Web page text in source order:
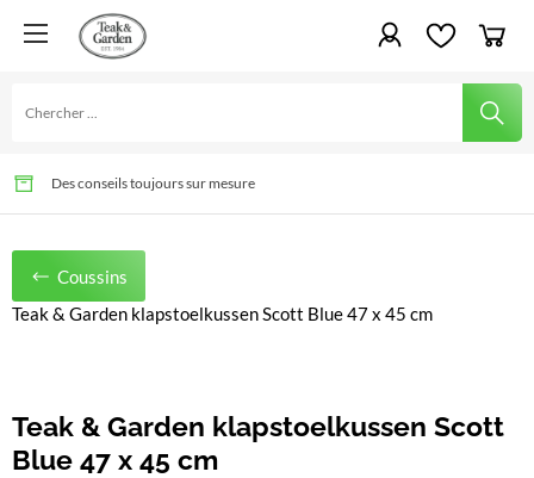
Le plaisir de jardiner depuis des générations
Livraison rapide et montage possible
Des conseils toujours sur mesure
Coussins
Teak & Garden klapstoelkussen Scott Blue 47 x 45 cm
Teak & Garden klapstoelkussen Scott
Blue 47 x 45 cm